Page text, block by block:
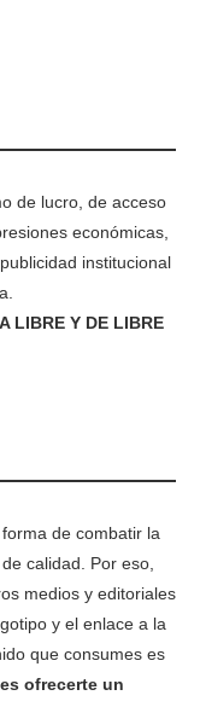
de lucro, de acceso
económicas,
institucional
LIBRE Y DE LIBRE
de combatir la
calidad. Por eso,
medios y editoriales
y el enlace a la
que consumes es
ofrecerte un